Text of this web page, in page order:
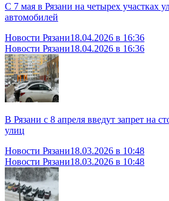
С 7 мая в Рязани на четырех участках
автомобилей
Новости Рязани18.04.2026 в 16:36
Новости Рязани18.04.2026 в 16:36
В Рязани с 8 апреля введут запрет на
улиц
Новости Рязани18.03.2026 в 10:48
Новости Рязани18.03.2026 в 10:48